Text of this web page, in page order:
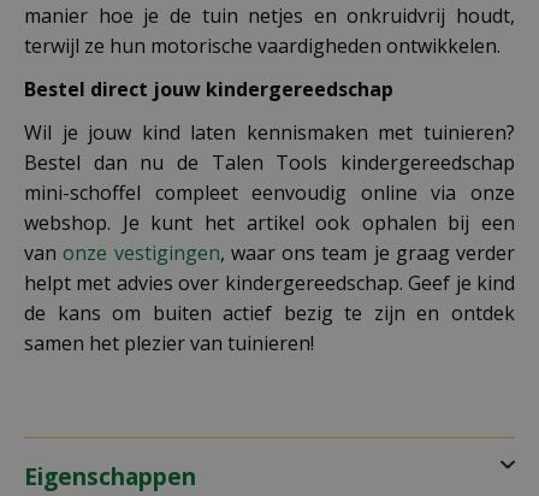
manier hoe je de tuin netjes en onkruidvrij houdt,
terwijl ze hun motorische vaardigheden ontwikkelen.
Bestel direct jouw kindergereedschap
Wil je jouw kind laten kennismaken met tuinieren?
Bestel dan nu de Talen Tools kindergereedschap
mini-schoffel compleet eenvoudig online via onze
webshop. Je kunt het artikel ook ophalen bij een
vanonze vestigingen, waar ons team je graag verder
helpt met advies over kindergereedschap. Geef je kind
de kans om buiten actief bezig te zijn en ontdek
samen het plezier van tuinieren!
Eigenschappen